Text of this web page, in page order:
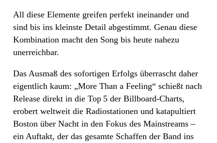
All diese Elemente greifen perfekt ineinander und
sind bis ins kleinste Detail abgestimmt. Genau diese
Kombination macht den Song bis heute nahezu
unerreichbar.
Das Ausmaß des sofortigen Erfolgs überrascht daher
eigentlich kaum: „More Than a Feeling“ schießt nach
Release direkt in die Top 5 der Billboard-Charts,
erobert weltweit die Radiostationen und katapultiert
Boston über Nacht in den Fokus des Mainstreams –
ein Auftakt, der das gesamte Schaffen der Band ins